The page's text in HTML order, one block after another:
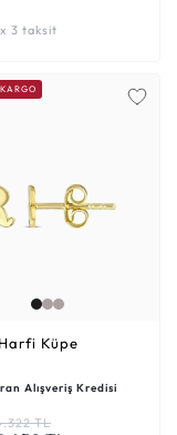
3 taksit
Küpe
Alışveriş Kredisi
TL